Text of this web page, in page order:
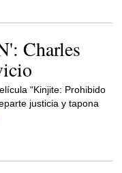
Charles
“Kinjite: Prohibido
justicia y tapona